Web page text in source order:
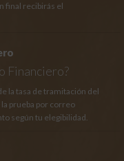
final recibirás el
Financiero?
la tasa de tramitación del
prueba por correo
según tu elegibilidad.